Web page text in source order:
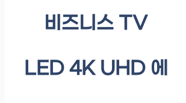
비즈니스 TV
LED 4K UHD 에